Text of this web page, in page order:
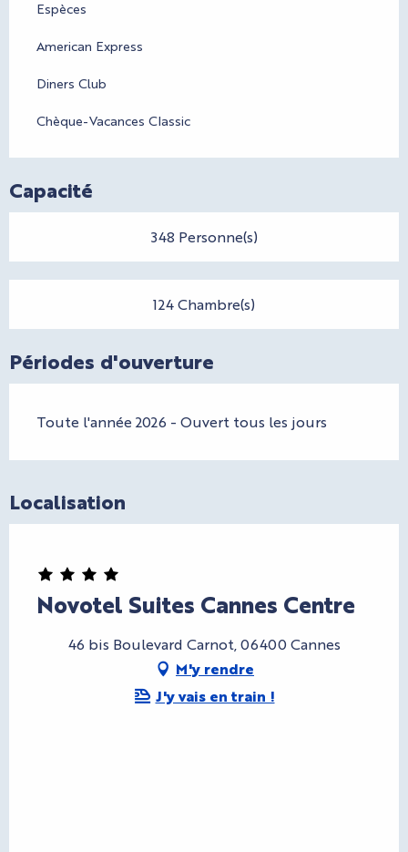
Espèces
American Express
Diners Club
Chèque-Vacances Classic
Capacité
348 Personne(s)
124 Chambre(s)
Périodes d'ouverture
Toute l'année 2026 - Ouvert tous les jours
Localisation
Novotel Suites Cannes Centre
46 bis Boulevard Carnot, 06400 Cannes
M'y rendre
J'y vais en train !